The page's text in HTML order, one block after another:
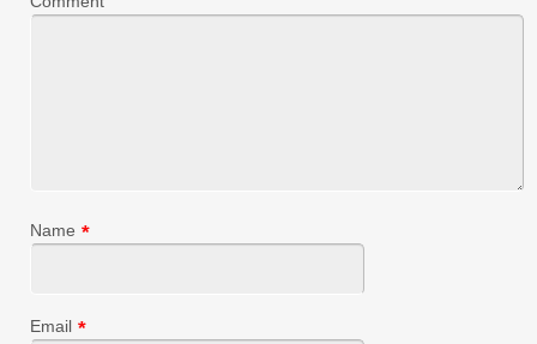
Name *
Email *